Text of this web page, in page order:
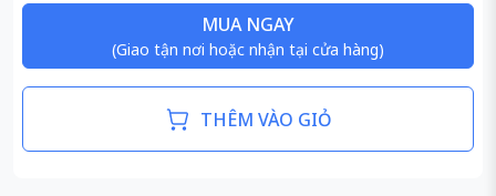
MUA NGAY
(Giao tận nơi hoặc nhận tại cửa hàng)
THÊM VÀO GIỎ